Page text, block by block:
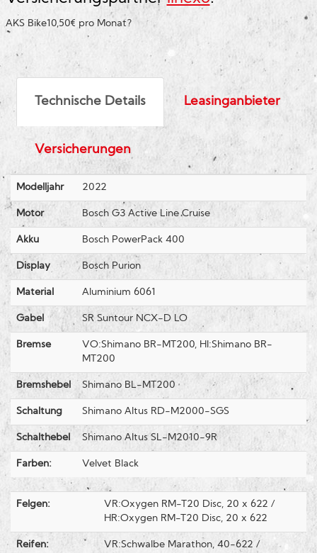
AKS Bike10,50€ pro Monat?
Technische Details Leasinganbieter
Versicherungen
Modelljahr 2022
Motor Bosch G3 Active Line Cruise
Akku Bosch PowerPack 400
Display Bosch Purion
Material Aluminium 6061
Gabel SR Suntour NCX-D LO
Bremse
VO:Shimano BR-MT200, HI:Shimano BR-
MT200
Bremshebel Shimano BL-MT200
Schaltung Shimano Altus RD-M2000-SGS
Schalthebel Shimano Altus SL-M2010-9R
Farben: Velvet Black
Felgen:
VR:Oxygen RM-T20 Disc, 20 x 622 /
HR:Oxygen RM-T20 Disc, 20 x 622
Reifen:
VR:Schwalbe Marathon, 40-622 /